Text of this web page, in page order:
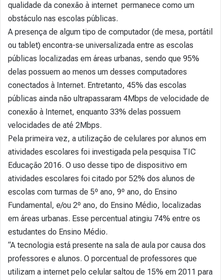
qualidade da conexão à internet permanece como um
obstáculo nas escolas públicas.
A presença de algum tipo de computador (de mesa, portátil
ou tablet) encontra-se universalizada entre as escolas
públicas localizadas em áreas urbanas, sendo que 95%
delas possuem ao menos um desses computadores
conectados à Internet. Entretanto, 45% das escolas
públicas ainda não ultrapassaram 4Mbps de velocidade de
conexão à Internet, enquanto 33% delas possuem
velocidades de até 2Mbps.
Pela primeira vez, a utilização de celulares por alunos em
atividades escolares foi investigada pela pesquisa TIC
Educação 2016. O uso desse tipo de dispositivo em
atividades escolares foi citado por 52% dos alunos de
escolas com turmas de 5º ano, 9º ano, do Ensino
Fundamental, e/ou 2º ano, do Ensino Médio, localizadas
em áreas urbanas. Esse percentual atingiu 74% entre os
estudantes do Ensino Médio.
“A tecnologia está presente na sala de aula por causa dos
professores e alunos. O porcentual de professores que
utilizam a internet pelo celular saltou de 15% em 2011 para